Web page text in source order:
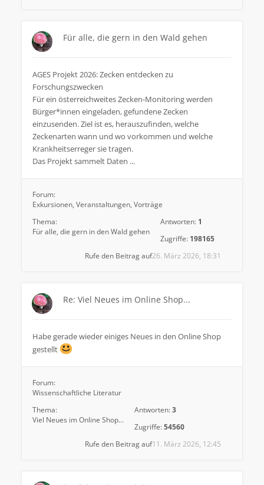
Für alle, die gern in den Wald gehen
AGES Projekt 2026: Zecken entdecken zu
Forschungszwecken
Für ein österreichweites Zecken-Monitoring werden
Bürger*innen eingeladen, gefundene Zecken
einzusenden. Ziel ist es, herauszufinden, welche
Zeckenarten wann und wo vorkommen und welche
Krankheitserreger sie tragen.
Das Projekt sammelt Daten ...
Forum:
Exkursionen, Veranstaltungen, Vorträge
Thema:
Für alle, die gern in den Wald gehen
Antworten: 1
Zugriffe: 198165
26. März 2026, 18:31
Rufe den Beitrag auf
Re: Viel Neues im Online Shop...
Habe gerade wieder einiges Neues in den Online Shop
gestellt
Forum:
Wissenschaftliche Literatur
Thema:
Viel Neues im Online Shop...
Antworten:3
Zugriffe:54560
11. März 2026, 12:45
Rufe den Beitrag auf